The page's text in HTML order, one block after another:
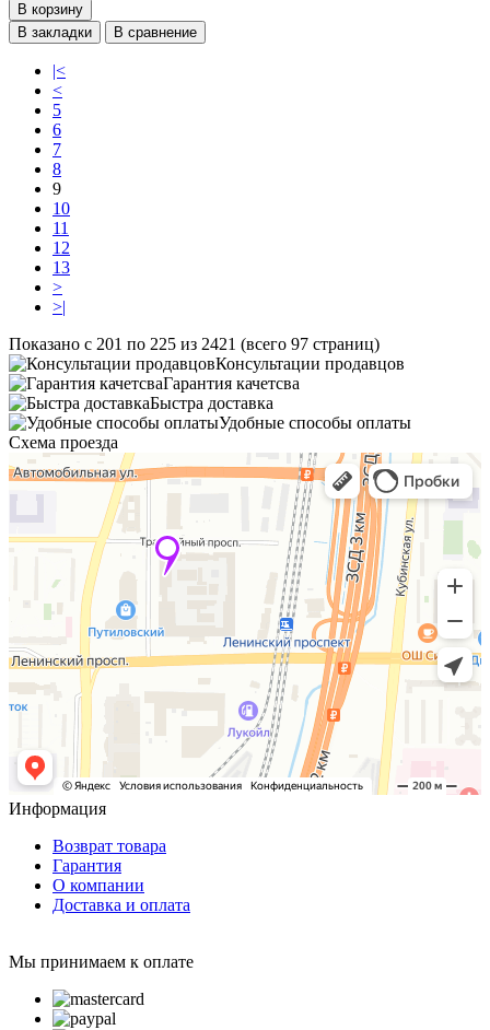
В корзину
В закладки
В сравнение
|<
<
5
6
7
8
9
10
11
12
13
>
>|
Показано с 201 по 225 из 2421 (всего 97 страниц)
Консультации продавцов
Гарантия качетсва
Быстра доставка
Удобные способы оплаты
Схема проезда
Информация
Возврат товара
Гарантия
О компании
Доставка и оплата
Мы принимаем к оплате